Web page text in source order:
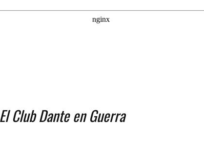
Club Dante en Guerra